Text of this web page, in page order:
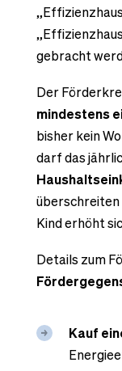
gebracht
Der
mindestens
bisher kein
darf das
überschreiten
Kind erhöht
Details zum
Kauf